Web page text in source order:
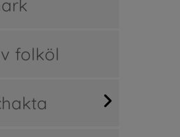
folköl